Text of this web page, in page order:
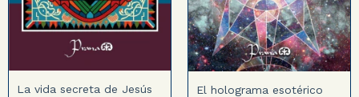
La vida secreta de Jesús El holograma esotérico